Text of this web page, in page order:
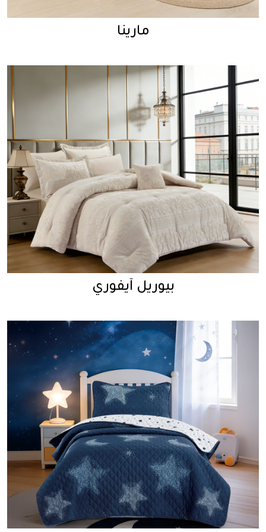
مارينا
بيوريل آيفوري